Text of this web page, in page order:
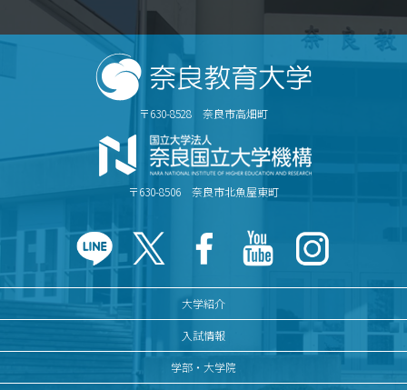
〒630-8528 奈良市高畑町
〒630-8506 奈良市北魚屋東町
大学紹介
入試情報
学部・大学院